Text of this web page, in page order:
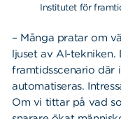
Institutet för
– Många pratar om
ljuset av AI-tekniken.
framtidsscenario där
automatiseras.
Om vi tittar på vad